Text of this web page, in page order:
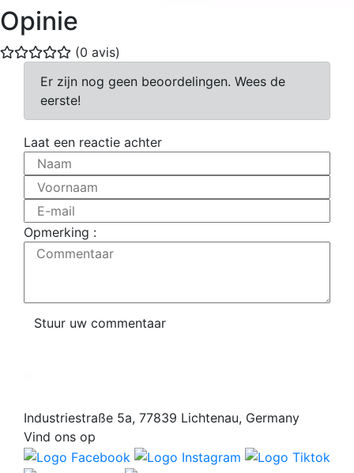
Opinie
(0 avis)
Er zijn nog geen beoordelingen. Wees de
eerste!
Laat een reactie achter
Naam
Voornaam
E-mail
Opmerking :
Commentaar
Stuur uw commentaar
Industriestraße 5a, 77839 Lichtenau, Germany
Vind ons op